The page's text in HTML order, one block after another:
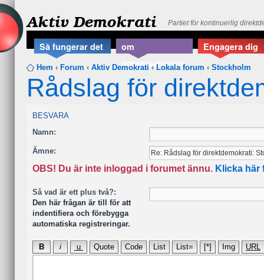
Aktiv Demokrati Partiet för kontinuerlig
Så fungerar det
om
organisationen
Engagera dig
Hem ‹ Forum ‹ Aktiv Demokrati ‹ Lokala forum ‹ Stockholm
Rådslag för
BESVARA
Namn:
Ämne:
OBS! Du är inte inloggad i forumet ännu. Klicka här
Så vad är ett plus två?:
Den här frågan är till för att
indentifiera och förebygga
automatiska registreringar.